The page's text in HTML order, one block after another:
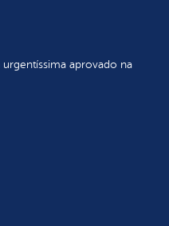
aprovado na